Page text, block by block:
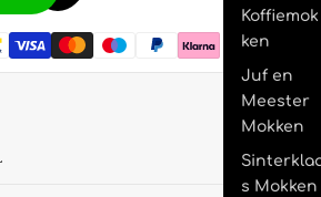
Koffiemok
ken
Juf en
Meester
Mokken
s Mokken
€2,95
€4,95